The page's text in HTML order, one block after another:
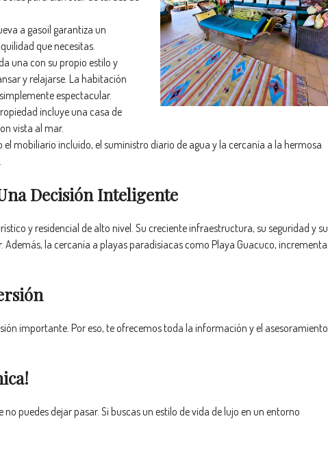
a gasoil garantiza un
que necesitas.
una con su propio estilo y
y relajarse. La habitación
espectacular.
incluye una casa de
vista al mar.
el mobiliario incluido, el suministro diario de agua y la cercanía a la hermosa
Decisión Inteligente
y residencial de alto nivel. Su creciente infraestructura, su seguridad y su
la cercanía a playas paradisíacas como Playa Guacuco, incrementa
importante. Por eso, te ofrecemos toda la información y el asesoramiento
puedes dejar pasar. Si buscas un estilo de vida de lujo en un entorno